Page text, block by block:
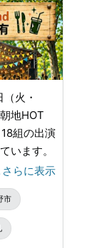
火・
地HOT
います。
ており、
事に加
かで、音
日
開始
さらに表示
市